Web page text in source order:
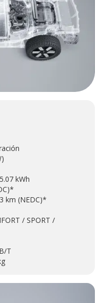
kWh
km (NEDC)*
/ SPORT /
T